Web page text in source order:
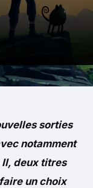
sorties
notamment
II, deux titres
un choix